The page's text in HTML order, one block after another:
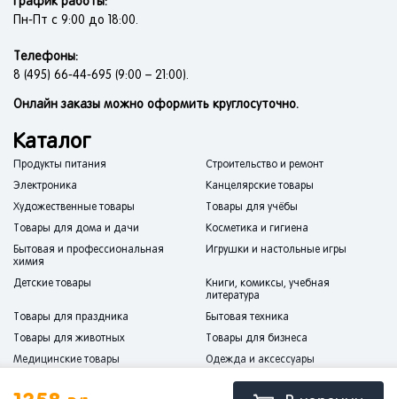
Пн-Пт с 9:00 до 18:00.
Телефоны:
8 (495) 66-44-695 (9:00 – 21:00).
Онлайн заказы можно оформить круглосуточно.
Каталог
Продукты питания
Строительство и ремонт
Электроника
Канцелярские товары
Художественные товары
Товары для учёбы
Товары для дома и дачи
Косметика и гигиена
Бытовая и профессиональная
химия
Игрушки и настольные игры
Детские товары
Книги, комиксы, учебная
литература
Товары для праздника
Бытовая техника
Товары для животных
Товары для бизнеса
Медицинские товары
Одежда и аксессуары
Мебель